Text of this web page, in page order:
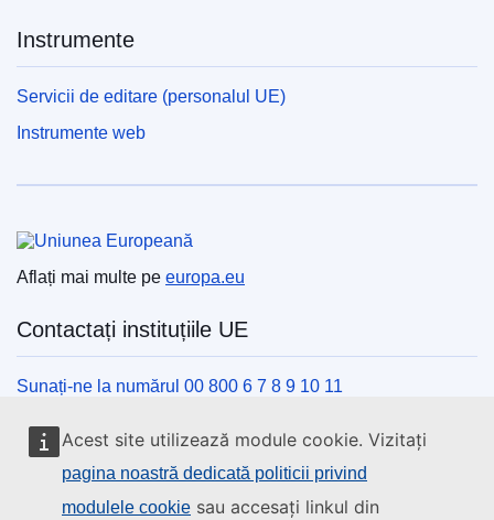
Acest site utilizează module cookie. Vizitați
pagina noastră dedicată politicii privind
modulele cookie sau accesați linkul din
Instrumente
Servicii de editare (personalul UE)
Instrumente web
Aflați mai multe pe europa.eu
Contactați instituțiile UE
Sunați-ne la numărul 00 800 6 7 8 9 10 11
Utilizați alte opțiuni telefonice
Scrieți-ne completând formularul de contact